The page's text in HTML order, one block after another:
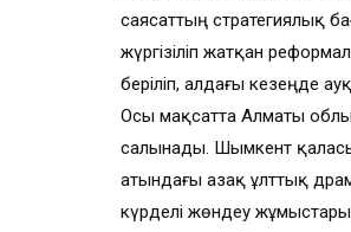
саясаттың стратегиялық
жүргізіліп жатқан
беріліп, алдағы кезеңде
Осы мақсатта Алматы
салынады. Шымкент
атындағы Қазақ ұлттық
күрделі жөндеу